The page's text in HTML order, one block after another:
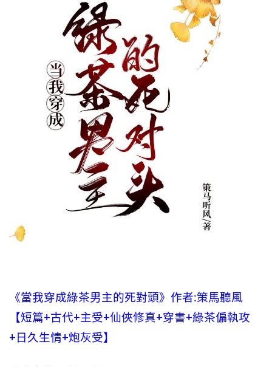
《當我穿成綠茶男主的死對頭》作者:策馬聽風
【短篇+古代+主受+仙俠修真+穿書+綠茶偏執攻
+日久生情+炮灰受】